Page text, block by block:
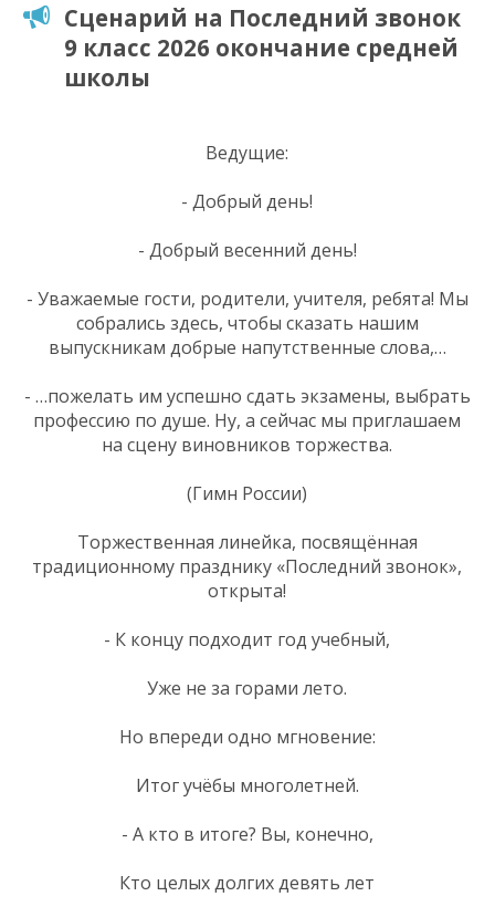
Сценарий на Последний звонок
9 класс 2026 окончание средней
школы
Ведущие:
- Добрый день!
- Добрый весенний день!
- Уважаемые гости, родители, учителя, ребята! Мы
собрались здесь, чтобы сказать нашим
выпускникам добрые напутственные слова,…
- …пожелать им успешно сдать экзамены, выбрать
профессию по душе. Ну, а сейчас мы приглашаем
на сцену виновников торжества.
(Гимн России)
Торжественная линейка, посвящённая
традиционному празднику «Последний звонок»,
открыта!
- К концу подходит год учебный,
Уже не за горами лето.
Но впереди одно мгновение:
Итог учёбы многолетней.
- А кто в итоге? Вы, конечно,
Кто целых долгих девять лет